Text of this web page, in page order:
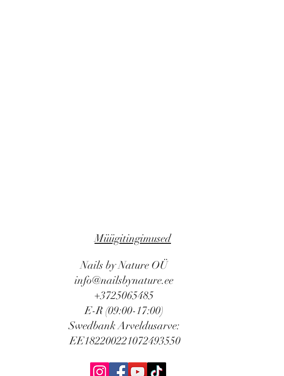
Müügitingimused
Nails by Nature OÜ
info@nailsbynature.ee
+3725065485
E-R (09:00-17:00)
Swedbank Arveldusarve:
EE182200221072493550